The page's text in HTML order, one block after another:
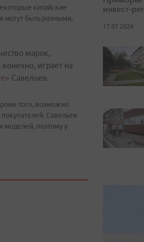
китайские
могут быть разными,
марок,
играет на
Савельев.
того, возможно
Савельев
моделей, поэтому у
инвест-
17.07.2026